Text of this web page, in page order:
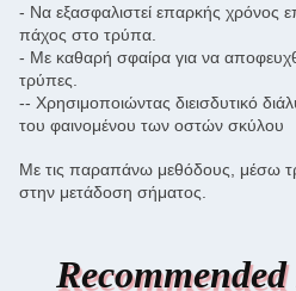
- Να εξασφαλιστεί επαρκής χρόνος
πάχος στο τρύπα.
- Με καθαρή σφαίρα για να
τρύπες.
-- Χρησιμοποιώντας διεισδυτικό
του φαινομένου των οστών σκύλου
Με τις παραπάνω μεθόδους, μέσω
στην μετάδοση σήματος.